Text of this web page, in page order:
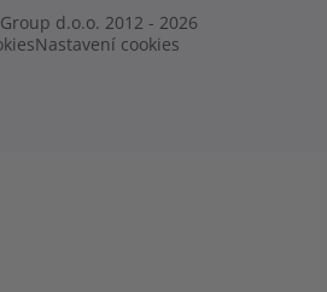
d.o.o. 2012 - 2026
Nastavení cookies